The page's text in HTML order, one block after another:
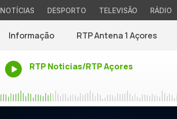
NOTÍCIAS DESPORTO TELEVISÃO RÁDIO
Informação RTP Antena 1 Açores
RTP Noticias/RTP Açores